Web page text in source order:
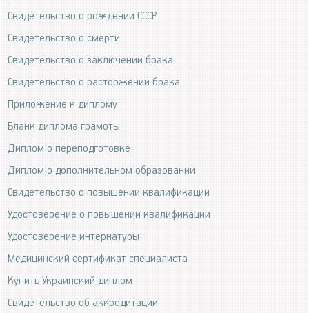
Свидетельство о рождении СССР
Свидетельство о смерти
Свидетельство о заключении брака
Свидетельство о расторжении брака
Приложение к диплому
Бланк диплома грамоты
Диплом о переподготовке
Диплом о дополнительном образовании
Свидетельство о повышении квалификации
Удостоверение о повышении квалификации
Удостоверение интернатуры
Медицинский сертификат специалиста
Купить Украинский диплом
Свидетельство об аккредитации